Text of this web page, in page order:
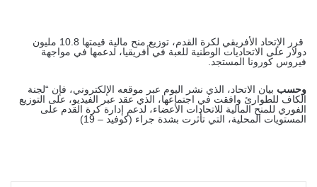
قرر الإتحاد الأفريقي لكرة القدم، توزيع منح مالية قيمتها 10.8 مليون
دولار على الاتحاديات الوطنية للعبة في أفريقيا، لدعمها في مواجهة
فيروس كورونا المستجد.
وحسب بيان الاتحاد، الذي نشر اليوم عبر موقعه الإلكتروني، فإن “لجنة
الكاف للطوارئ وافقت في اجتماعها، الذي عقد عبر الفيديو، على التوزيع
الفوري للمنح المالية للاتحادات الأعضاء، لدعم إدارة كرة القدم على
المستويات المحلية، التي تأثرت بشدة جراء (كوفيد – 19)